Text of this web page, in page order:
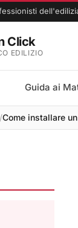
Click
EDILIZIO
Guida ai
Come installare